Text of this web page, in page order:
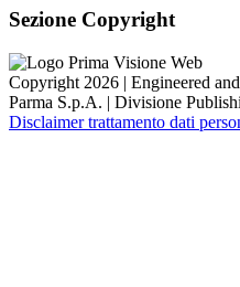
Sezione Copyright
Copyright 2026 | Engineered
Parma S.p.A. | Divisione
Disclaimer trattamento dati